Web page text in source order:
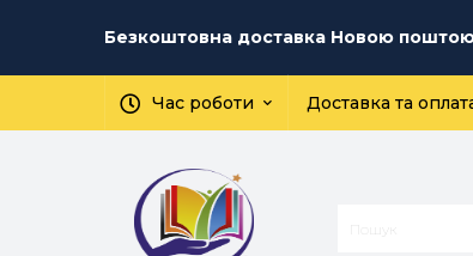
Безкоштовна доставка Новою
Час роботи Доставка та